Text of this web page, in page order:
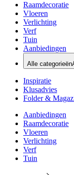
Raamdecoratie
Vloeren
Verlichting
Verf
Tuin
Aanbiedingen
Alle categorieën
Inspiratie
Klusadvies
Folder &
Aanbiedingen
Raamdecoratie
Vloeren
Verlichting
Verf
Tuin